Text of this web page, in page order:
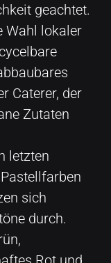
geachtet.
Wahl lokaler
Caterer, der
Zutaten
letzten
sich
durch.